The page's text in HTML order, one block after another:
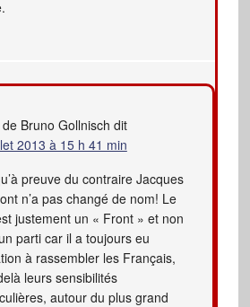
de Bruno Gollnisch dit
2013 à 15 h 41 min
preuve du contraire Jacques
n’a pas changé de nom! Le
justement un « Front » et non
parti car il a toujours eu
à rassembler les Français,
leurs sensibilités
autour du plus grand